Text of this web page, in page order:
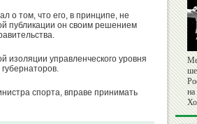
о том, что его, в принципе, не
публикации он своим решением
изоляции управленческого уровня
спорта, вправе принимать